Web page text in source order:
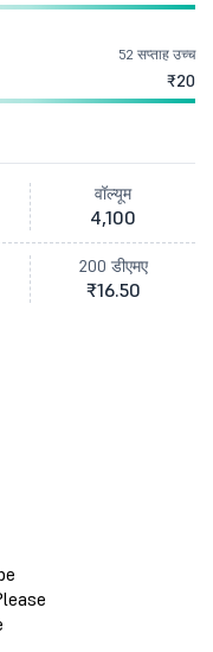
52 सप्ताह उच्च
₹20
वॉल्यूम
4,100
200 डीएमए
₹16.50